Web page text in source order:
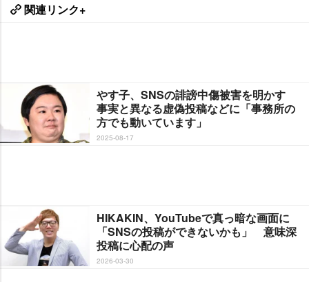
関連リンク+
す子、SNSの誹謗中傷被害を明かす
事実と異なる虚偽投稿などに「事務所の
方でも動いています」
2025-08-17
HIKAKIN、YouTubeで真っ暗な画面に
「SNSの投稿ができないかも」 意味深
投稿に心配の声
2026-03-30